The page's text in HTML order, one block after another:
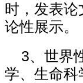
时，发表
论性展示。
3、世界
学、生命科